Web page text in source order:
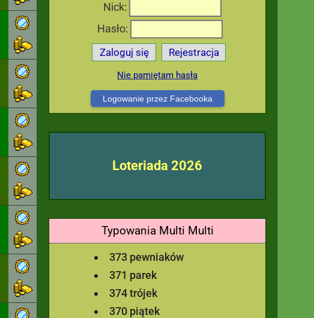
Nick:
Hasło:
Zaloguj się Rejestracja
Nie pamiętam hasła
Logowanie przez Facebooka
Loteriada 2026
Typowania Multi Multi
373 pewniaków
371 parek
374 trójek
370 piątek